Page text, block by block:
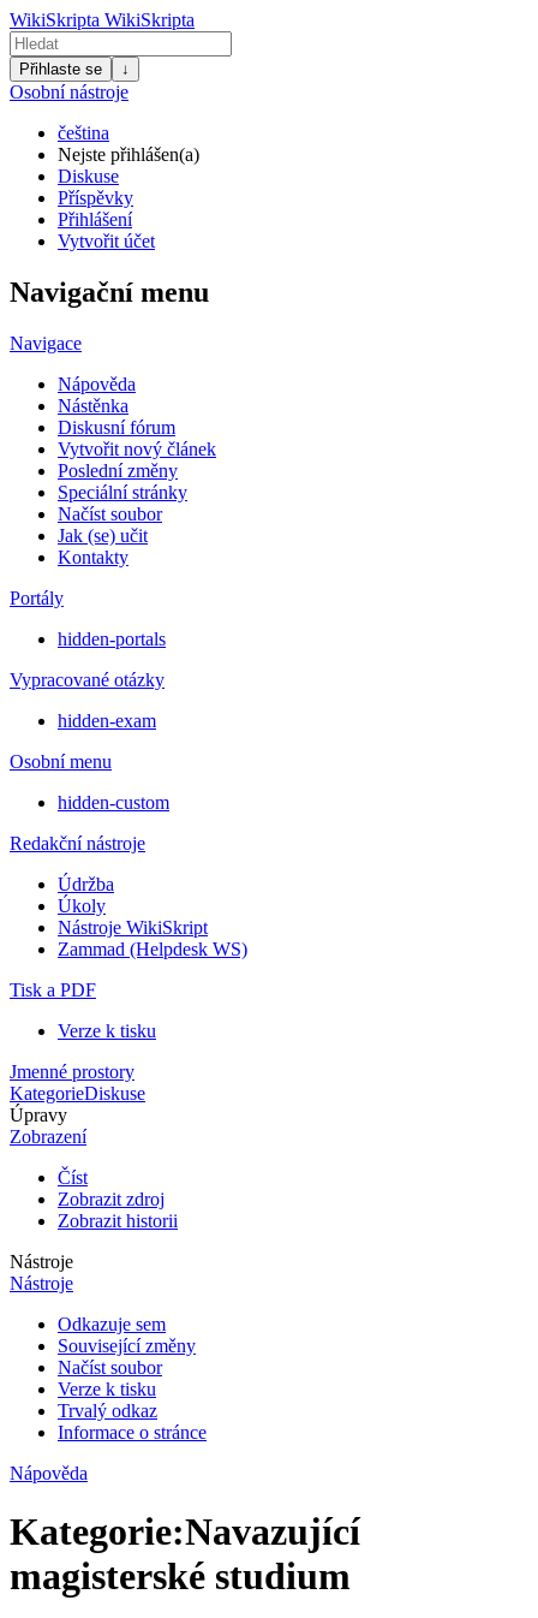
WikiSkripta WikiSkripta
Přihlaste se ↓
Osobní nástroje
čeština
Nejste přihlášen(a)
Diskuse
Příspěvky
Přihlášení
Vytvořit účet
Navigační menu
Navigace
Nápověda
Nástěnka
Diskusní fórum
Vytvořit nový článek
Poslední změny
Speciální stránky
Načíst soubor
Jak (se) učit
Kontakty
Portály
hidden-portals
Vypracované otázky
hidden-exam
Osobní menu
hidden-custom
Redakční nástroje
Údržba
Úkoly
Nástroje WikiSkript
Zammad (Helpdesk WS)
Tisk a PDF
Verze k tisku
Jmenné prostory
KategorieDiskuse
Úpravy
Zobrazení
Číst
Zobrazit zdroj
Zobrazit historii
Nástroje
Nástroje
Odkazuje sem
Související změny
Načíst soubor
Verze k tisku
Trvalý odkaz
Informace o stránce
Nápověda
Kategorie:Navazující
magisterské studium